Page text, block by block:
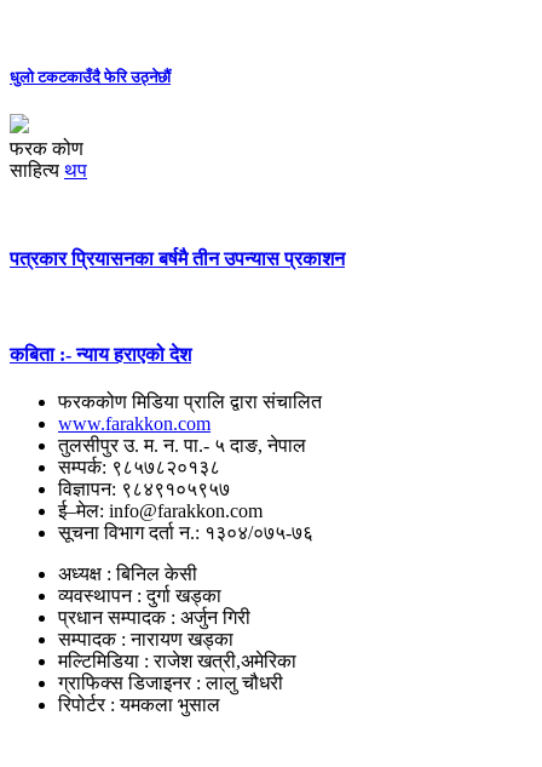
धुलो टकटकाउँदै फेरि उठ्नेछौं
फरक कोण
साहित्य थप
पत्रकार प्रियासनका बर्षमै तीन उपन्यास प्रकाशन
कबिता :- न्याय हराएको देश
फरककोण मिडिया प्रालि द्वारा संचालित
www.farakkon.com
तुलसीपुर उ. म. न. पा.- ५ दाङ, नेपाल
सम्पर्क: ९८५७८२०१३८
विज्ञापन: ९८४९१०५९५७
ई–मेल: info@farakkon.com
सूचना विभाग दर्ता न.: १३०४/०७५-७६
अध्यक्ष : बिनिल केसी
व्यवस्थापन : दुर्गा खड्का
प्रधान सम्पादक : अर्जुन गिरी
सम्पादक : नारायण खड्का
मल्टिमिडिया : राजेश खत्री,अमेरिका
ग्राफिक्स डिजाइनर : लालु चौधरी
रिपोर्टर : यमकला भुसाल